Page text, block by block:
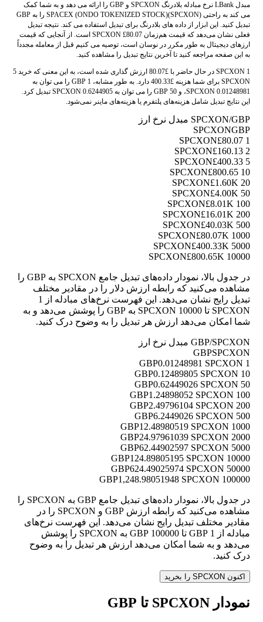
مبدل LBank نرخ مبادله بلادرنگ SPCXON و GBP را ارائه می دهد و به شما کمک
می کند به راحتی SPACEX (ONDO TOKENIZED STOCK)(SPCXON) را به GBP
تبدیل کنید. این ابزار از داده های بلادرنگ برای تبدیل استفاده می کند. نتیجه تبدیل
فعلی نشان می‌دهد که قیمت هم‌زمان SPCXON £80.07 است. از آنجایی که قیمت
ارزهای دیجیتال به طور مکرر در نوسان است، توصیه می کنیم قبل از معامله مجدداً
به این صفحه مراجعه کنید تا آخرین نتایج تبدیل را مشاهده کنید.
1 SPCXON در حال حاضر با £80.07 ارزش گذاری شده است، به این معنی که خرید 5
SPCXON برای شما هزینه £400.33 دارد. به طور مشابه، 1 GBP را می توان به
0.01248981 SPCXON، و 50 GBP را می توان به 0.6244905 SPCXON تبدیل کرد.
این نتایج تبدیل شامل هزینه‌های پلتفرم یا هزینه‌های ماینر نمی‌شود.
SPCXON/GBP مبدل نرخ ارز
SPCXONGBP
1 SPCXON
£80.07
2 SPCXON
£160.13
5 SPCXON
£400.33
10 SPCXON
£800.65
20 SPCXON
£1.60K
50 SPCXON
£4.00K
100 SPCXON
£8.01K
200 SPCXON
£16.01K
500 SPCXON
£40.03K
1000 SPCXON
£80.07K
5000 SPCXON
£400.33K
10000 SPCXON
£800.65K
در جدول بالا، نمودار داده‌های تبدیل جامع SPCXON به GBP را
مشاهده می‌کنید که رابطه ارزش دلار را در مقادیر مختلف
تبدیل رایج نشان می‌دهد. این فهرست نرخ‌های مبادله از 1
SPCXON تا 10000 SPCXON به GBP را پوشش می‌دهد و به
شما امکان می‌دهد ارزش هر تبدیل را به وضوح درک کنید.
GBP/SPCXON مبدل نرخ ارز
GBPSPCXON
1 GBP
0.01248981 SPCXON
10 GBP
0.12489805 SPCXON
50 GBP
0.62449026 SPCXON
100 GBP
1.24898052 SPCXON
200 GBP
2.49796104 SPCXON
500 GBP
6.2449026 SPCXON
1000 GBP
12.48980519 SPCXON
2000 GBP
24.97961039 SPCXON
5000 GBP
62.44902597 SPCXON
10000 GBP
124.89805195 SPCXON
50000 GBP
624.49025974 SPCXON
100000 GBP
1,248.98051948 SPCXON
در جدول بالا، نمودار داده‌های تبدیل جامع GBP به SPCXON را
مشاهده می‌کنید که رابطه ارزش GBP و SPCXON را در
مقادیر مختلف تبدیل رایج نشان می‌دهد. این فهرست نرخ‌های
مبادله از 1 GBP تا 100000 GBP به SPCXON را پوشش
می‌دهد و به شما امکان می‌دهد ارزش هر تبدیل را به وضوح
درک کنید.
اکنون SPCXON را بخرید
نمودار SPCXON تا GBP